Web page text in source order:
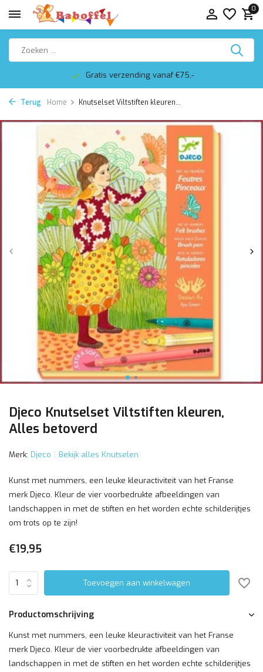
0
Gratis verzending vanaf €75,-
Terug Home Knutselset Viltstiften kleuren...
Djeco Knutselset Viltstiften kleuren,
Alles betoverd
Merk: Djeco Bekijk alles Knutselen
Kunst met nummers, een leuke kleuractiviteit van het Franse
merk Djeco. Kleur de vier voorbedrukte afbeeldingen van
landschappen in met de stiften en het worden echte schilderijtjes
om trots op te zijn!
€19,95
Toevoegen aan winkelwagen
Productomschrijving
Kunst met nummers, een leuke kleuractiviteit van het Franse
merk Djeco. Kleur de vier voorbedrukte afbeeldingen van
landschappen in met de stiften en het worden echte schilderijtjes